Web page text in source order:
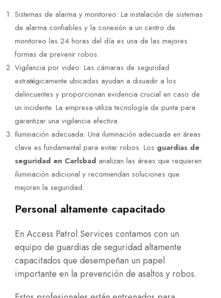
Sistemas de alarma y monitoreo: La instalación de sistemas
de alarma confiables y la conexión a un centro de
monitoreo las 24 horas del día es una de las mejores
formas de prevenir robos.
Vigilancia por video: Las cámaras de seguridad
estratégicamente ubicadas ayudan a disuadir a los
delincuentes y proporcionan evidencia crucial en caso de
un incidente. La empresa utiliza tecnología de punta para
garantizar una vigilancia efectiva.
Iluminación adecuada: Una iluminación adecuada en áreas
clave es fundamental para evitar robos. Los guardias de
seguridad en Carlsbad analizan las áreas que requieren
iluminación adicional y recomiendan soluciones que
mejoren la seguridad.
Personal altamente capacitado
En Access Patrol Services contamos con un
equipo de guardias de seguridad altamente
capacitados que desempeñan un papel
importante en la prevención de asaltos y robos.